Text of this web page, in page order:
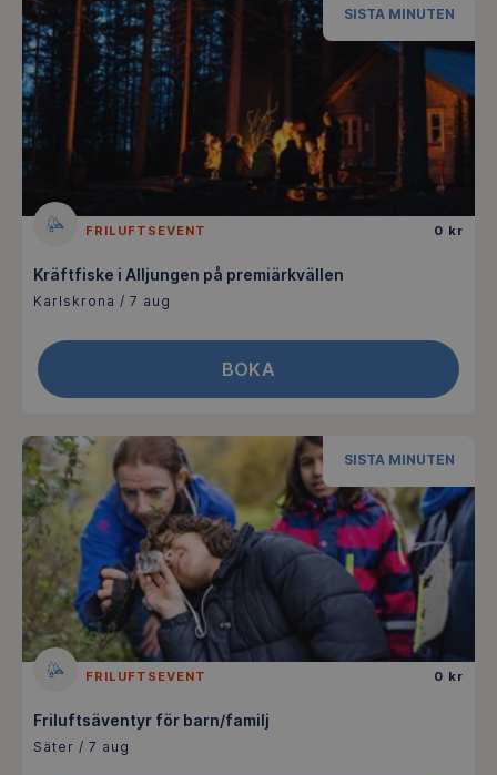
SISTA MINUTEN
FRILUFTSEVENT 0 kr
Kräftfiske i Alljungen på premiärkvällen
Karlskrona / 7 aug
BOKA
SISTA MINUTEN
FRILUFTSEVENT 0 kr
Friluftsäventyr för barn/familj
Säter / 7 aug